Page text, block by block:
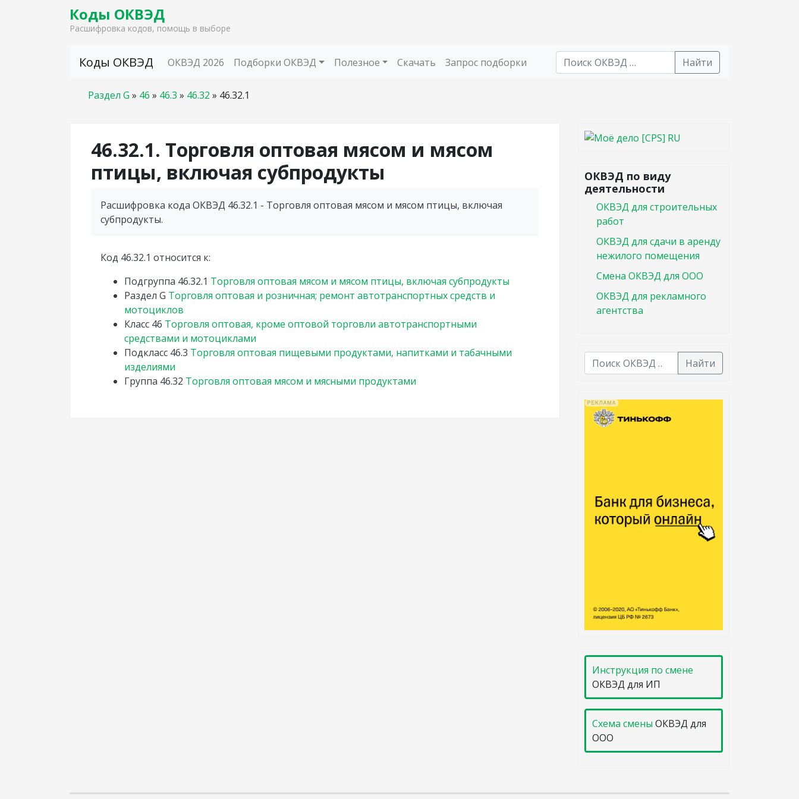
Коды ОКВЭД
Расшифровка кодов, помощь в выборе
Коды ОКВЭД ОКВЭД 2026 Подборки ОКВЭД Полезное Скачать Запрос подборки
Найти
Раздел G » 46 » 46.3 » 46.32 » 46.32.1
46.32.1. Торговля оптовая мясом и мясом
птицы, включая субпродукты
Расшифровка кода ОКВЭД 46.32.1 - Торговля оптовая мясом и мясом птицы, включая
субпродукты.
Код 46.32.1 относится к:
Подгруппа 46.32.1 Торговля оптовая мясом и мясом птицы, включая субпродукты
Раздел G Торговля оптовая и розничная; ремонт автотранспортных средств и
мотоциклов
Класс 46 Торговля оптовая, кроме оптовой торговли автотранспортными
средствами и мотоциклами
Подкласс 46.3 Торговля оптовая пищевыми продуктами, напитками и табачными
изделиями
Группа 46.32 Торговля оптовая мясом и мясными продуктами
ОКВЭД по виду
деятельности
ОКВЭД для строительных
работ
ОКВЭД для сдачи в аренду
нежилого помещения
Смена ОКВЭД для ООО
ОКВЭД для рекламного
агентства
Найти
В списке найденных результатов
Инструкция по смене
ОКВЭД для ИП
Схема смены ОКВЭД для
ООО